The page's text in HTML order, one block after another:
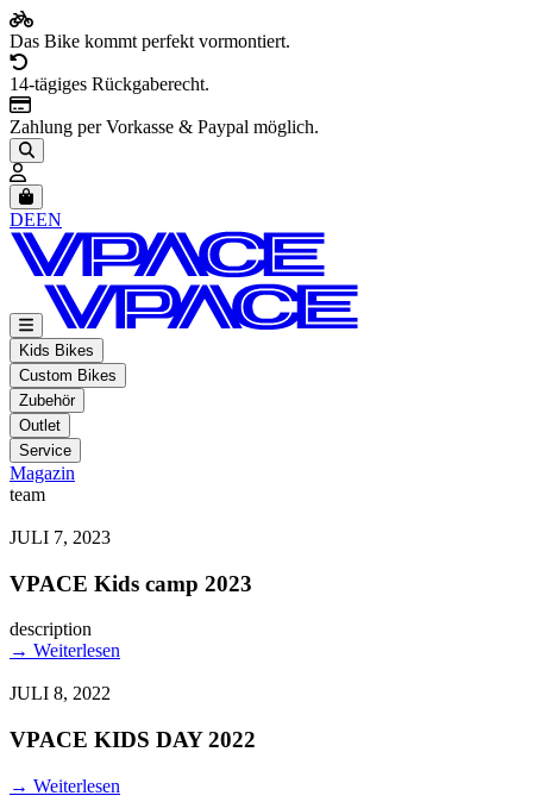
Das Bike kommt perfekt vormontiert.
14-tägiges Rückgaberecht.
Zahlung per Vorkasse & Paypal möglich.
Artikel im Warenkorb, Warenkorb anzeigen
DEEN
Kids Bikes
Custom Bikes
Zubehör
Outlet
Service
Magazin
team
JULI 7, 2023
VPACE Kids camp 2023
description
→ Weiterlesen
JULI 8, 2022
VPACE KIDS DAY 2022
→ Weiterlesen